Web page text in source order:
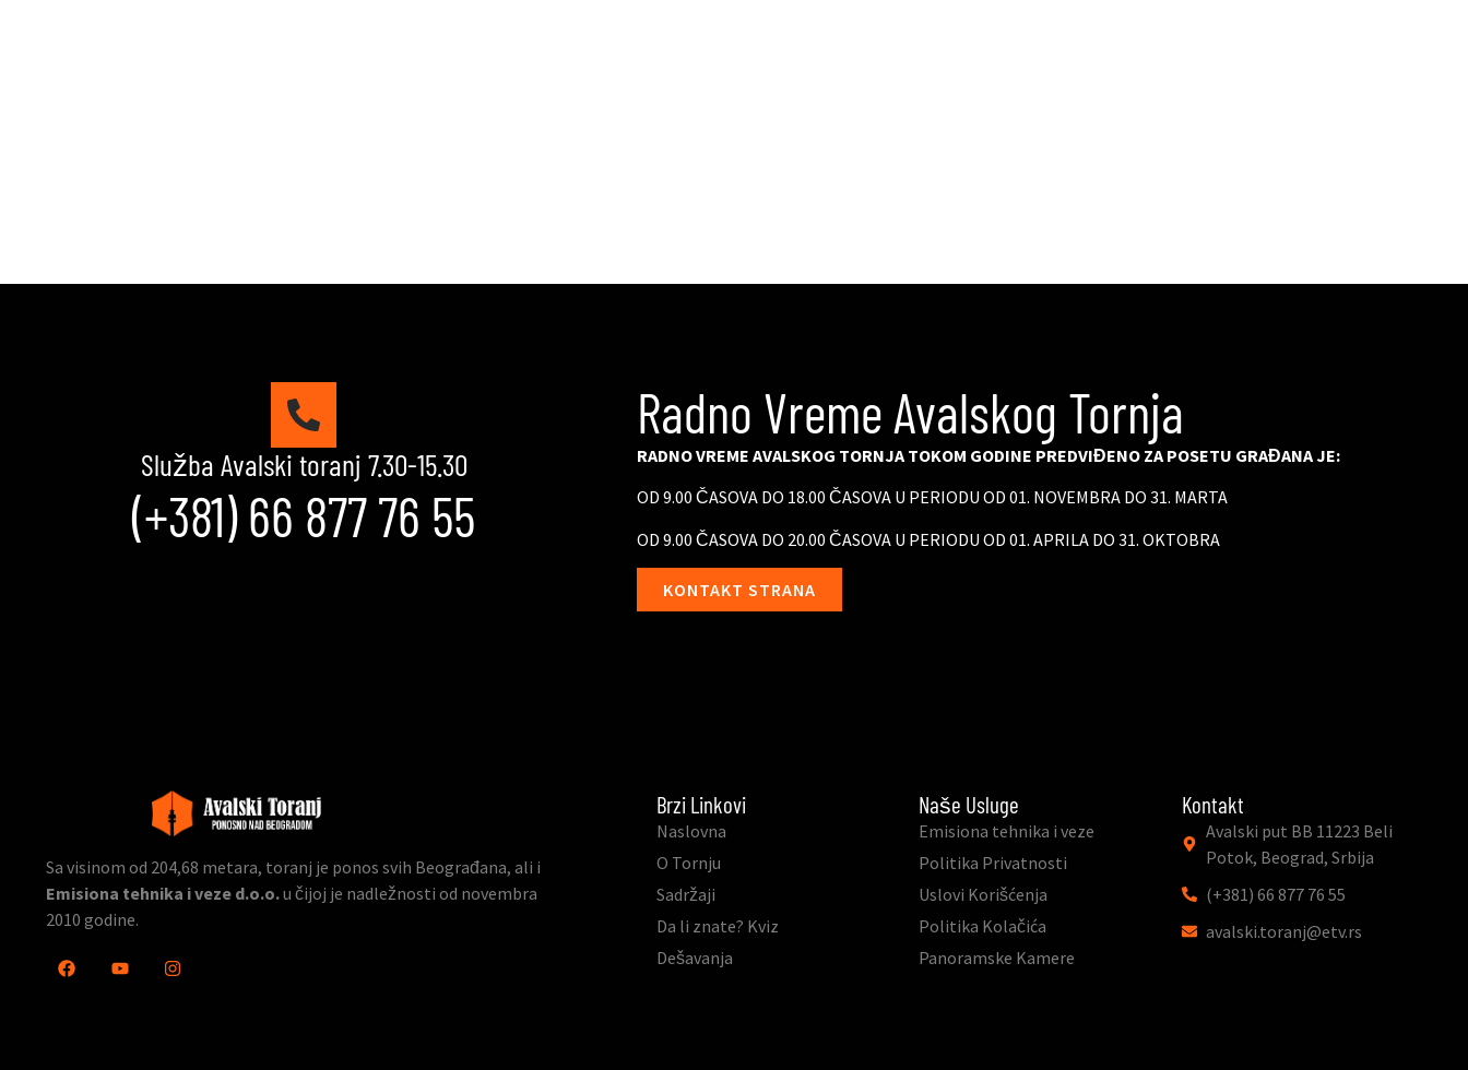
Služba Avalski toranj 7.30-15.30
(+381) 66 877 76 55
Radno Vreme Avalskog Tornja
RADNO VREME AVALSKOG TORNJA TOKOM GODINE PREDVIĐENO ZA POSETU GRAĐANA JE:
OD 9.00 ČASOVA DO 18.00 ČASOVA U PERIODU OD 01. NOVEMBRA DO 31. MARTA
OD 9.00 ČASOVA DO 20.00 ČASOVA U PERIODU OD 01. APRILA DO 31. OKTOBRA
KONTAKT STRANA
Sa visinom od 204,68 metara, toranj je ponos svih Beograđana, ali i
Emisiona tehnika i veze d.o.o.u čijoj je nadležnosti od novembra
2010 godine.
Brzi Linkovi
Naslovna
O Tornju
Sadržaji
Da li znate? Kviz
Dešavanja
Naše Usluge
Emisiona tehnika i veze
Politika Privatnosti
Uslovi Korišćenja
Politika Kolačića
Panoramske Kamere
Kontakt
Avalski put BB 11223 Beli
Potok, Beograd, Srbija
(+381) 66 877 76 55
avalski.toranj@etv.rs